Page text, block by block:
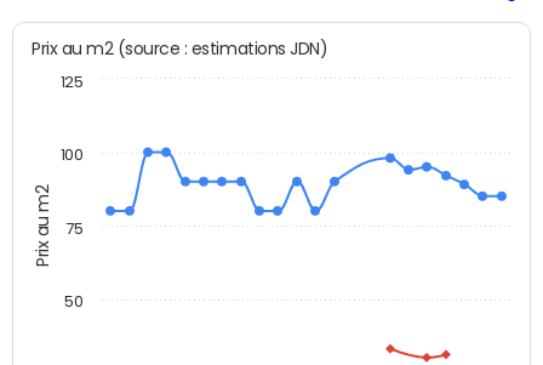
Prix au m2
Prix au m2 (source : estimations JDN)
100
50
75
125